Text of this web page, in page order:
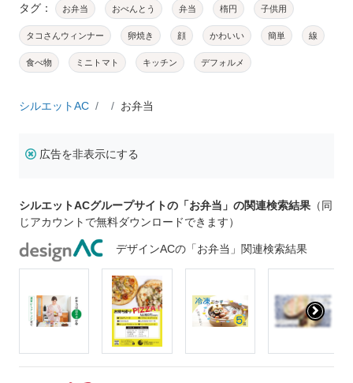
タグ： お弁当 おべんとう 弁当 楕円 子供用
タコさんウィンナー 卵焼き 顔 かわいい 簡単 線
食べ物 ミニトマト キッチン デフォルメ
シルエットAC お弁当
広告を非表示にする
シルエットACグループサイトの「お弁当」の関連検索結果 （同
じアカウントで無料ダウンロードできます）
デザインACの「お弁当」関連検索結果